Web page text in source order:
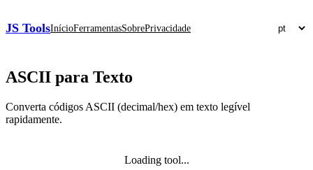
JS ToolsInícioFerramentasSobrePrivacidade
ASCII para Texto
Converta códigos ASCII (decimal/hex) em texto legível
rapidamente.
Loading tool...